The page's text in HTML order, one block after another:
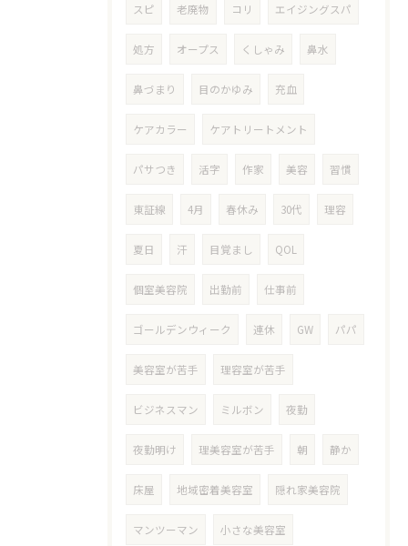
スピ 老廃物 コリ エイジングスパ
処方 オープス くしゃみ 鼻水
鼻づまり 目のかゆみ 充血
ケアカラー ケアトリートメント
パサつき 活字 作家 美容 習慣
東証線 4月 春休み 30代 理容
夏日 汗 目覚まし QOL
個室美容院 出勤前 仕事前
ゴールデンウィーク 連休 GW パパ
美容室が苦手 理容室が苦手
ビジネスマン ミルボン 夜勤
夜勤明け 理美容室が苦手 朝 静か
床屋 地域密着美容室 隠れ家美容院
マンツーマン 小さな美容室